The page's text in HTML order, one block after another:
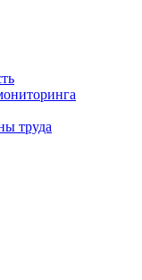
труда